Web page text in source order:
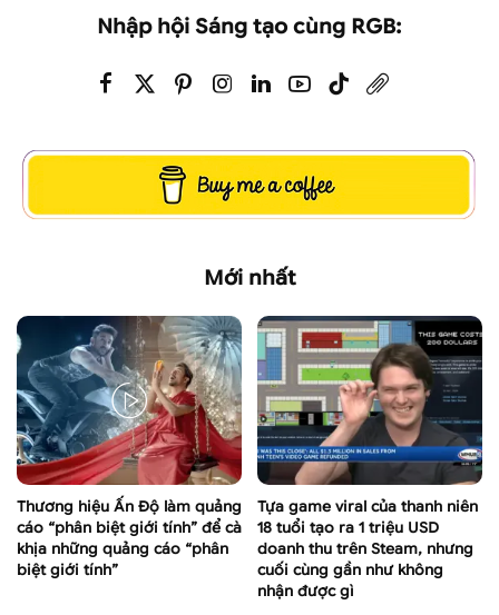
Nhập hội Sáng tạo cùng RGB:
Mới nhất
Thương hiệu Ấn Độ làm quảng
cáo “phân biệt giới tính” để cà
khịa những quảng cáo “phân
biệt giới tính”
Tựa game viral của thanh niên
18 tuổi tạo ra 1 triệu USD
doanh thu trên Steam, nhưng
cuối cùng gần như không
nhận được gì